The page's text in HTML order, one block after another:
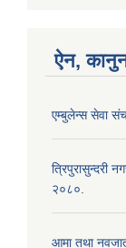
ऐन, कानुन
एम्बुलेन्स सेवा
त्रिपुरासुन्दरी
२०८०.
आमा तथा